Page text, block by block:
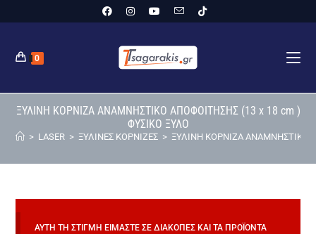
0
ΞΥΛΙΝΗ ΚΟΡΝΙΖΑ ΑΝΑΜΝΗΣΤΙΚΟ ΑΠΟΦΟΙΤΗΣΗΣ (13 x 18 cm )
ΦΥΣΙΚΟ ΞΥΛΟ
> LASER > ΞΥΛΙΝΕΣ ΚΟΡΝΙΖΕΣ > ΞΥΛΙΝΗ ΚΟΡΝΙΖΑ ΑΝΑΜΝΗΣΤΙΚΟ
ΑΥΤΉ ΤΗ ΣΤΙΓΜΉ ΕΊΜΑΣΤΕ ΣΕ ΔΙΑΚΟΠΈΣ ΚΑΙ ΤΑ ΠΡΟΪΌΝΤΑ